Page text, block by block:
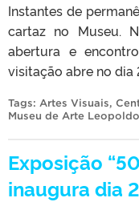
Instantes de
cartaz no Museu.
abertura e
visitação abre no dia
Tags: Artes Visuais,
Museu de Arte
Exposição
inaugura dia